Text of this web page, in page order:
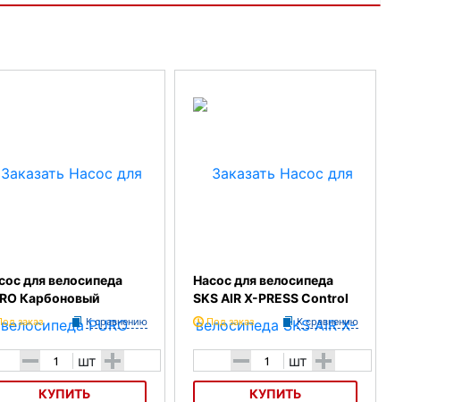
для велосипеда
Карбоновый
заказ К сравнению
- шт +
КУПИТЬ
Насос для велосипеда
SKS AIR X-PRESS Control
Под заказ К сравнению
- шт +
КУПИТЬ